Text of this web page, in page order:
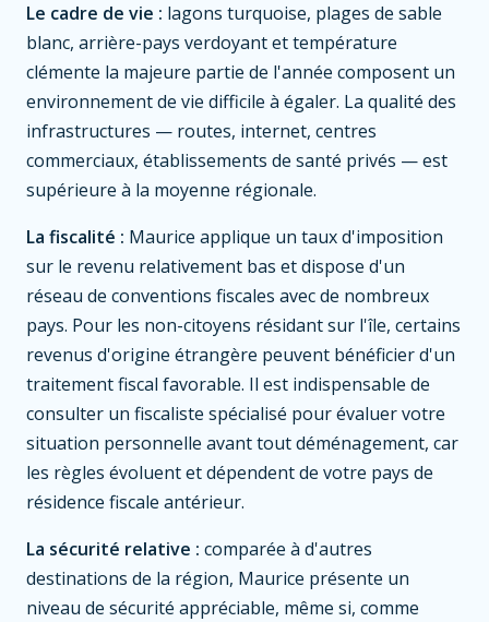
Le cadre de vie : lagons turquoise, plages de sable
blanc, arrière-pays verdoyant et température
clémente la majeure partie de l'année composent un
environnement de vie difficile à égaler. La qualité des
infrastructures — routes, internet, centres
commerciaux, établissements de santé privés — est
supérieure à la moyenne régionale.
La fiscalité : Maurice applique un taux d'imposition
sur le revenu relativement bas et dispose d'un
réseau de conventions fiscales avec de nombreux
pays. Pour les non-citoyens résidant sur l'île, certains
revenus d'origine étrangère peuvent bénéficier d'un
traitement fiscal favorable. Il est indispensable de
consulter un fiscaliste spécialisé pour évaluer votre
situation personnelle avant tout déménagement, car
les règles évoluent et dépendent de votre pays de
résidence fiscale antérieur.
La sécurité relative : comparée à d'autres
destinations de la région, Maurice présente un
niveau de sécurité appréciable, même si, comme